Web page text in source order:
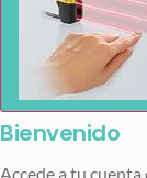
Bienvenido
Accede a tu